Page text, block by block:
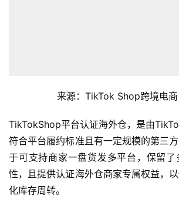
来源：TikTok Shop跨境电商
TikTokShop平台认证海外仓，是由
符合平台履约标准且有一定规模的第三
于可支持商家一盘货发多平台，保留
性，且提供认证海外仓商家专属权益，
化库存周转。